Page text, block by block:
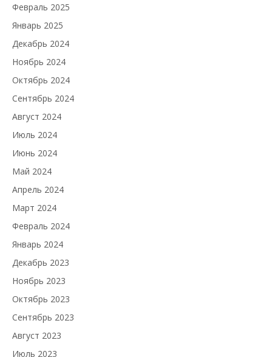
Февраль 2025
Январь 2025
Декабрь 2024
Ноябрь 2024
Октябрь 2024
Сентябрь 2024
Август 2024
Июль 2024
Июнь 2024
Май 2024
Апрель 2024
Март 2024
Февраль 2024
Январь 2024
Декабрь 2023
Ноябрь 2023
Октябрь 2023
Сентябрь 2023
Август 2023
Июль 2023